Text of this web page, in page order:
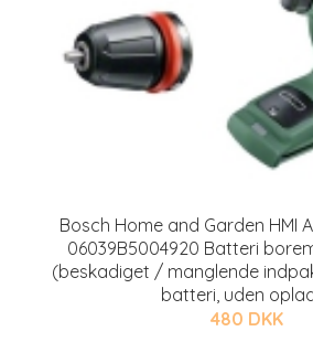
Bosch Home and Garden HMI
06039B5004920 Batteri
(beskadiget / manglende
batteri, uden
480 DKK